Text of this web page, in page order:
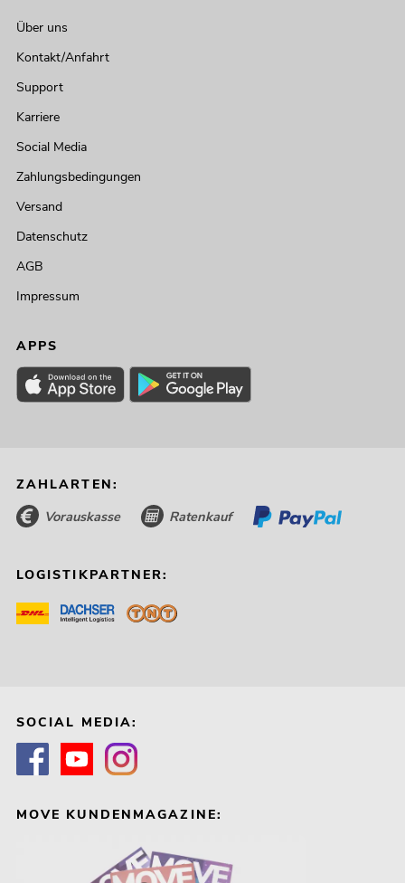
Über uns
Kontakt/Anfahrt
Support
Karriere
Social Media
Zahlungsbedingungen
Versand
Datenschutz
AGB
Impressum
APPS
ZAHLARTEN:
Vorauskasse Ratenkauf
LOGISTIKPARTNER:
SOCIAL MEDIA:
MOVE KUNDENMAGAZINE: